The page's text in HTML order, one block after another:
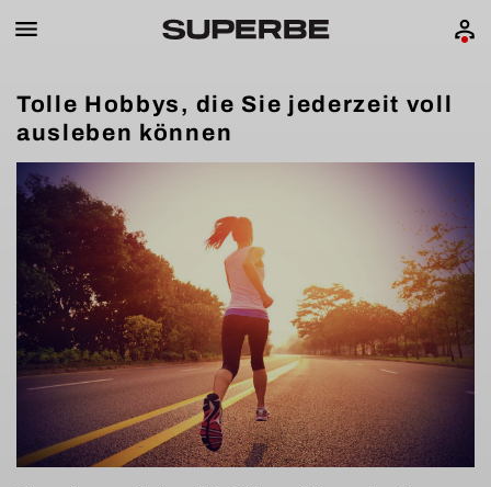
Tolle Hobbys, die Sie jederzeit voll
ausleben können